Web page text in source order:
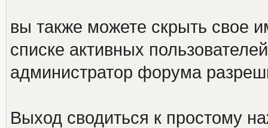
вы также можете скрыть свое
списке активных
администратор форума
Выход сводиться к простому